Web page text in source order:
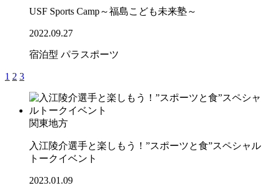
USF Sports Camp～福島こども未来塾～
2022.09.27
宿泊型 パラスポーツ
1 2 3
関東地方
入江陵介選手と楽しもう！”スポーツと食”スペシャル
トークイベント
2023.01.09